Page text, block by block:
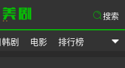
韩剧 电影 排行榜
搜索